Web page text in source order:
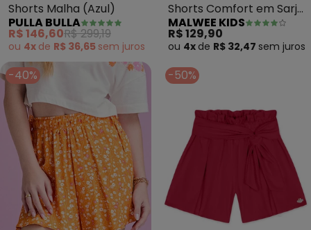
Shorts Malha (Azul)
PULLA BULLA
R$ 146,60R$ 299,19
ou 4x de R$ 36,65 sem juros
Shorts Comfort em Sarja
(Vermelho)
MALWEE KIDS
R$ 129,90
ou 4x de R$ 32,47 sem juros
-40% -50%